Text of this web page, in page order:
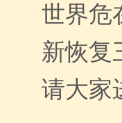
世界危
新恢复
请大家